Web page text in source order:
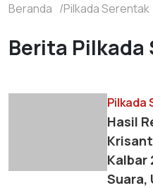
Beranda Pilkada Serentak
Berita Pilkada
Pilkada
Hasil
Kalbar
Suara,